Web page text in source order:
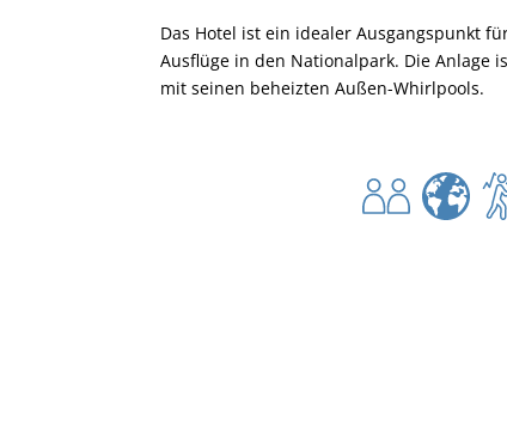
Das Hotel ist ein idealer Ausgangspunkt
Ausflüge in den Nationalpark. Die Anlage
mit seinen beheizten Außen-Whirlpools.